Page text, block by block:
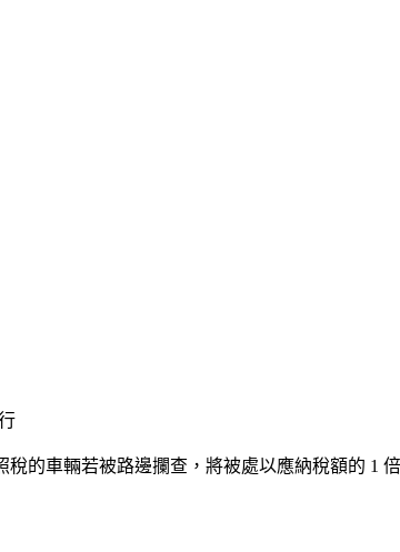
稅的車輛若被路邊攔查，將被處以應納稅額的 1